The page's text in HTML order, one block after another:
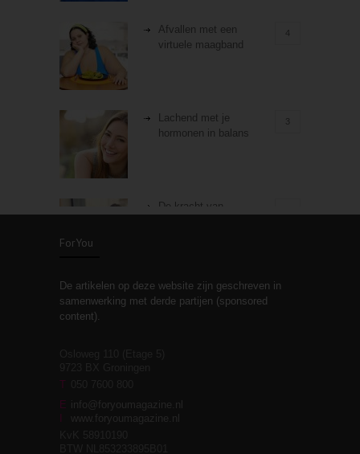
Afvallen met een
virtuele maagband
4
Lachend met je
hormonen in balans
3
De kracht van
Stiefouderschap en
relaties
moeite!
ForYou
De artikelen op deze website zijn geschreven in
samenwerking met derde partijen (sponsored
content).
T
E info@foryoumagazine.nl
www.foryoumagazine.nl